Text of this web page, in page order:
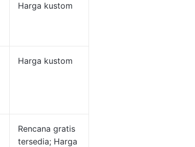
Harga kustom
Harga kustom
Rencana gratis
tersedia; Harga